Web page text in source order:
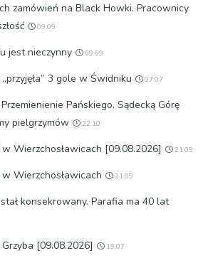
zamówień na Black Howki. Pracownicy
09:09
jest nieczynny 09:09
3 gole w Świdniku 07:07
Pańskiego. Sądecką Górę
pielgrzymów
22:10
Wierzchosławicach [09.08.2026] 21:09
Wierzchosławicach 21:09
konsekrowany. Parafia ma 40 lat
[09.08.2026] 19:07